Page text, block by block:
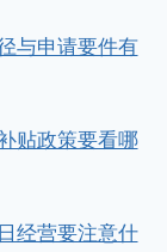
与申请要件有
贴政策要看哪
经营要注意什